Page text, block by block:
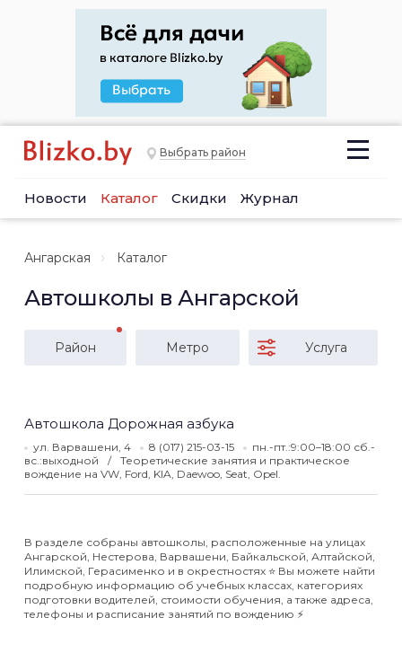
Выбрать район
Новости Каталог Скидки Журнал
Ангарская Каталог
Автошколы в Ангарской
Район Метро Услуга
Автошкола Дорожная азбука
ул. Варвашени, 4 8 (017) 215-03-15
пн.-пт.:9:00–18:00 сб.-
вс.:выходной
Теоретические занятия и практическое
вождение на VW, Ford, KIA, Daewoo, Seat, Opel.
В разделе собраны автошколы, расположенные на улицах
Ангарской, Нестерова, Варвашени, Байкальской, Алтайской,
Илимской, Герасименко и в окрестностях ⭐️ Вы можете найти
подробную информацию об учебных классах, категориях
подготовки водителей, стоимости обучения, а также адреса,
телефоны и расписание занятий по вождению ⚡️